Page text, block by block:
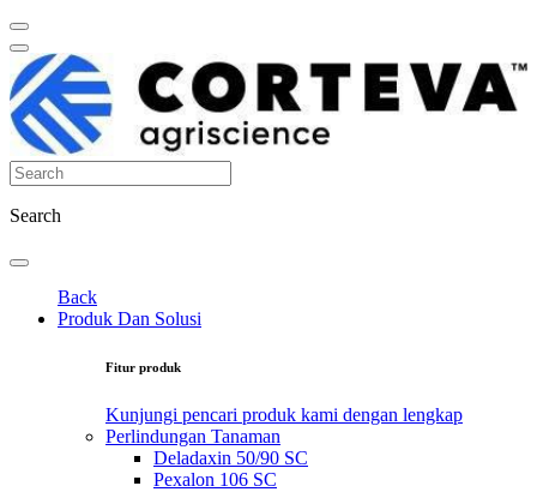
Search
Back
Produk Dan Solusi
Fitur produk
Kunjungi pencari produk kami dengan lengkap
Perlindungan Tanaman
Deladaxin 50/90 SC
Pexalon 106 SC